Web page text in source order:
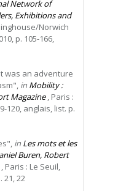
Network of
Exhibitions and
Norwich
p. 105-166,
was an adventure
in Mobility :
Magazine, Paris :
120, anglais, list. p.
in Les mots et les
Buren, Robert
, Paris : Le Seuil,
21, 22